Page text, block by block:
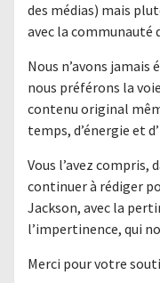
des médias) mais
avec la communauté
Nous n’avons
nous préférons la
contenu original
temps, d’énergie et
Vous l’avez compris,
continuer à rédiger
Jackson, avec la
l’impertinence, qui
Merci pour votre